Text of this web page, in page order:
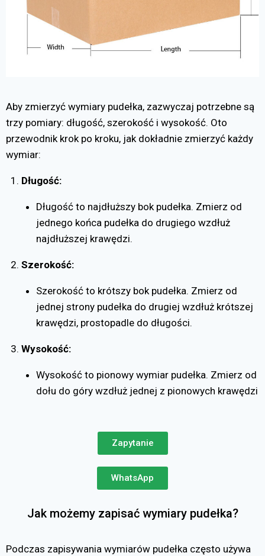
Aby zmierzyć wymiary pudełka, zazwyczaj potrzebne są
trzy pomiary: długość, szerokość i wysokość. Oto
przewodnik krok po kroku, jak dokładnie zmierzyć każdy
wymiar:
Długość:
Długość to najdłuższy bok pudełka. Zmierz od
jednego końca pudełka do drugiego wzdłuż
najdłuższej krawędzi.
Szerokość:
Szerokość to krótszy bok pudełka. Zmierz od
jednej strony pudełka do drugiej wzdłuż krótszej
krawędzi, prostopadle do długości.
Wysokość:
Wysokość to pionowy wymiar pudełka. Zmierz od
dołu do góry wzdłuż jednej z pionowych krawędzi
Zapytanie
WhatsApp
Jak możemy zapisać wymiary pudełka?
Podczas zapisywania wymiarów pudełka często używa